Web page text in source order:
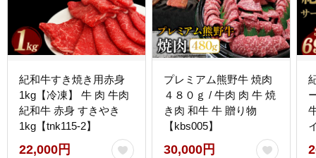
紀和牛すき焼き用赤身
1kg【冷凍】 牛 肉 牛肉
紀和牛 赤身 すきやき
1kg【tnk115-2】
22,000円
プレミアム熊野牛 焼肉
４８０ｇ / 牛肉 肉 牛 焼
き肉 和牛 牛 贈り物
【kbs005】
30,000円